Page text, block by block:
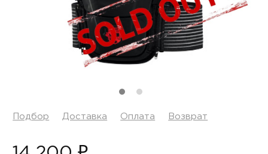
Подбор Доставка Оплата Возврат